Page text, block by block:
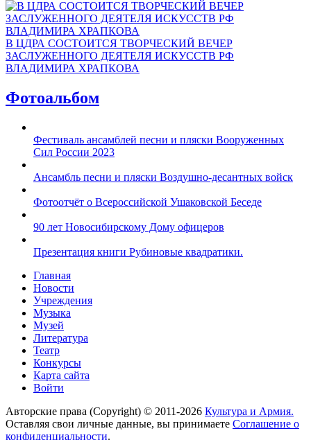
В ЦДРА СОСТОИТСЯ ТВОРЧЕСКИЙ ВЕЧЕР
ЗАСЛУЖЕННОГО ДЕЯТЕЛЯ ИСКУССТВ РФ
ВЛАДИМИРА ХРАПКОВА
Фотоальбом
Фестиваль ансамблей песни и пляски Вооруженных
Сил России 2023
Ансамбль песни и пляски Воздушно-десантных войск
Фотоотчёт о Всероссийской Ушаковской Беседе
90 лет Новосибирскому Дому офицеров
Презентация книги Рубиновые квадратики.
Главная
Новости
Учреждения
Музыка
Музей
Литература
Театр
Конкурсы
Карта сайта
Войти
Авторские права (Copyright) © 2011-2026 Культура и Армия.
Оставляя свои личные данные, вы принимаете Соглашение о
конфиденциальности.